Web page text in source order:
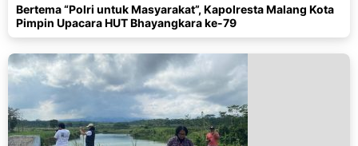
Bertema “Polri untuk Masyarakat”, Kapolresta Malang Kota
Pimpin Upacara HUT Bhayangkara ke-79